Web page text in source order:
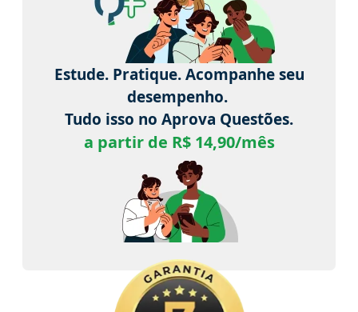
Estude. Pratique. Acompanhe seu
desempenho.
Tudo isso no Aprova Questões.
a partir de R$ 14,90/mês